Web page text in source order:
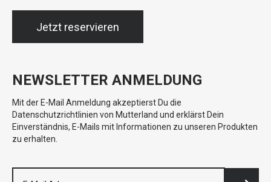
Jetzt reservieren
NEWSLETTER ANMELDUNG
Mit der E-Mail Anmeldung akzeptierst Du die
Datenschutzrichtlinien von Mutterland und erklärst Dein
Einverständnis, E-Mails mit Informationen zu unseren Produkten
zu erhalten.